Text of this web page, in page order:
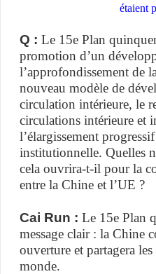
étaient
Q : Le 15e Plan
promotion d’un
l’approfondissement de
nouveau modèle de
circulation intérieure, le
circulations intérieure et
l’élargissement
institutionnelle. Quelles
cela ouvrira-t-il pour la
entre la Chine et l’UE ?
Cai Run : Le 15e Plan
message clair : la Chine
ouverture et partagera
monde.